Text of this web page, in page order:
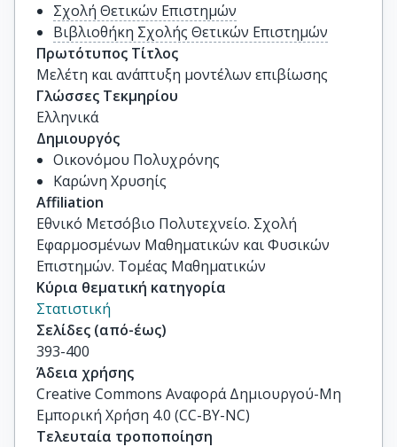
Σχολή Θετικών Επιστημών
Βιβλιοθήκη Σχολής Θετικών Επιστημών
Πρωτότυπος Τίτλος
Μελέτη και ανάπτυξη μοντέλων επιβίωσης
Γλώσσες Τεκμηρίου
Ελληνικά
Δημιουργός
Οικονόμου Πολυχρόνης
Καρώνη Χρυσηίς
Affiliation
Εθνικό Μετσόβιο Πολυτεχνείο. Σχολή
Εφαρμοσμένων Μαθηματικών και Φυσικών
Επιστημών. Τομέας Μαθηματικών
Κύρια θεματική κατηγορία
Στατιστική
Σελίδες (από-έως)
393-400
Άδεια χρήσης
Creative Commons Αναφορά Δημιουργού-Μη
Εμπορική Χρήση 4.0 (CC-BY-NC)
Τελευταία τροποποίηση